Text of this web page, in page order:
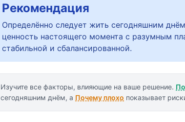
Рекомендация
Определённо следует жить сегодняшним
ценность настоящего момента с разумным
стабильной и сбалансированной.
Изучите все факторы, влияющие на ваше решение.
сегодняшним днём, а Почему плохо показывает